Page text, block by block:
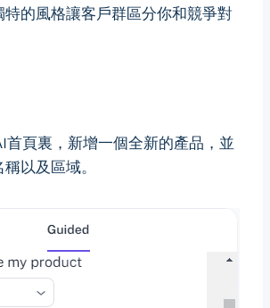
特的風格讓客戶群區分你和競爭對
頁裏，新增一個全新的產品，並
以及區域。